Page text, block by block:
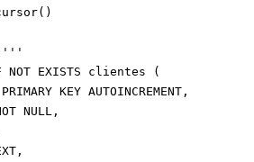
NOT EXISTS clientes (
KEY AUTOINCREMENT,
NULL,